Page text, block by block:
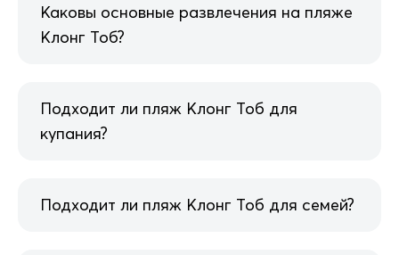
Каковы основные развлечения на пляже
Клонг Тоб?
Подходит ли пляж Клонг Тоб для
купания?
Подходит ли пляж Клонг Тоб для семей?